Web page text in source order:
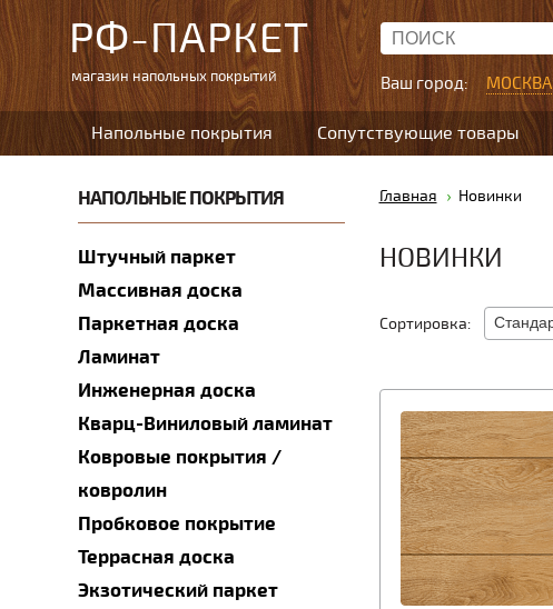
РФ-ПАРКЕТ
магазин напольных покрытий Ваш город: МОСКВА
Напольные покрытия Сопутствующие товары
НАПОЛЬНЫЕ ПОКРЫТИЯ
Штучный паркет
Массивная доска
Паркетная доска
Ламинат
Инженерная доска
Кварц-Виниловый ламинат
Ковровые покрытия /
ковролин
Пробковое покрытие
Террасная доска
Экзотический паркет
Главная Новинки
НОВИНКИ
Сортировка: